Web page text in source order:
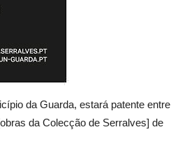
da Guarda, estará patente entre
da Colecção de Serralves] de